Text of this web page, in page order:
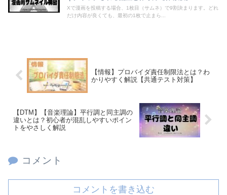
Xで漫画を投稿する場合、1枚目（サムネ）で9割決まります。どれ
だけ内容が良くても、最初の1枚で止まら...
【情報】プロバイダ責任制限法とは？わ
かりやすく解説【共通テスト対策】
【DTM】【音楽理論】平行調と同主調の
違いとは？初心者が混乱しやすいポイン
トをやさしく解説
コメント
コメントを書き込む